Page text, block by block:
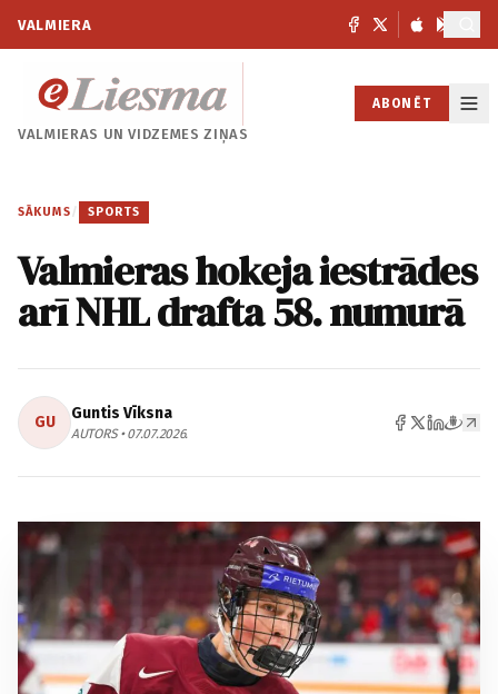
VALMIERA
VALMIERAS UNVIDZEMES ZIŅAS
ABONĒT
SĀKUMS / SPORTS
Valmieras hokeja iestrādes
arī NHL drafta 58. numurā
GU Guntis Vīksna
AUTORS • 07.07.2026.